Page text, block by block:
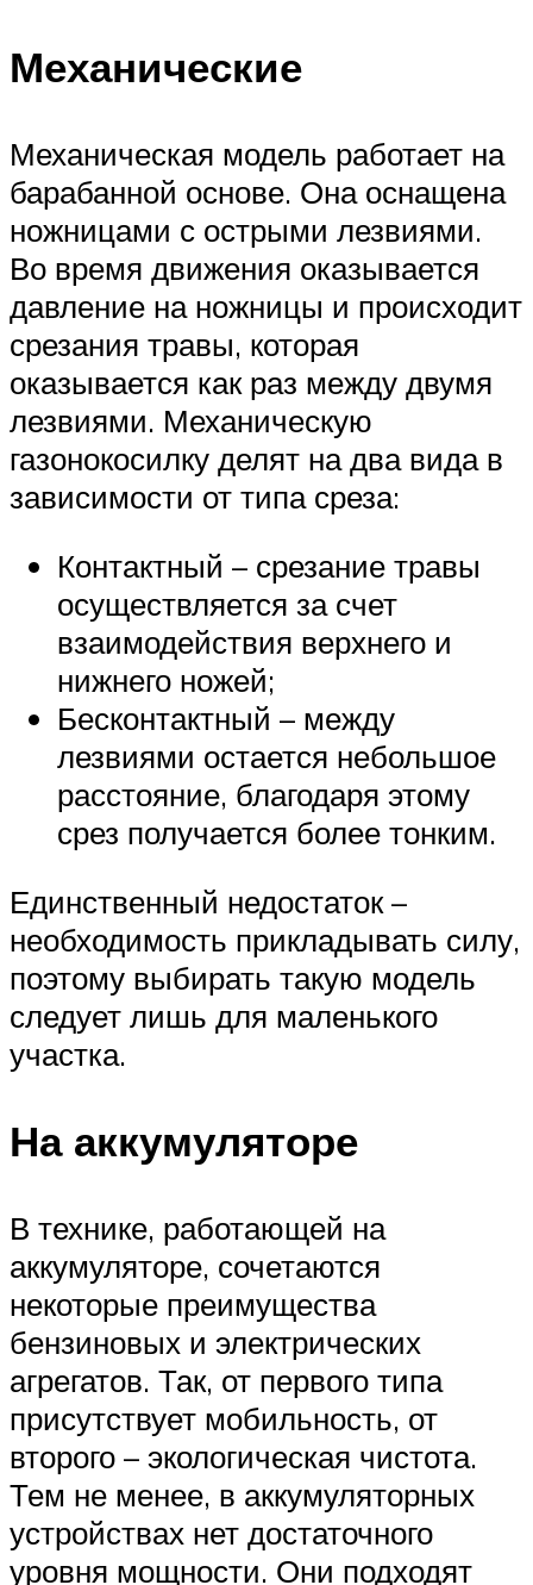
Механические
Механическая модель работает на
барабанной основе. Она оснащена
ножницами с острыми лезвиями.
Во время движения оказывается
давление на ножницы и происходит
срезания травы, которая
оказывается как раз между двумя
лезвиями. Механическую
газонокосилку делят на два вида в
зависимости от типа среза:
Контактный – срезание травы
осуществляется за счет
взаимодействия верхнего и
нижнего ножей;
Бесконтактный – между
лезвиями остается небольшое
расстояние, благодаря этому
срез получается более тонким.
Единственный недостаток –
необходимость прикладывать силу,
поэтому выбирать такую модель
следует лишь для маленького
участка.
На аккумуляторе
В технике, работающей на
аккумуляторе, сочетаются
некоторые преимущества
бензиновых и электрических
агрегатов. Так, от первого типа
присутствует мобильность, от
второго – экологическая чистота.
Тем не менее, в аккумуляторных
устройствах нет достаточного
уровня мощности. Они подходят